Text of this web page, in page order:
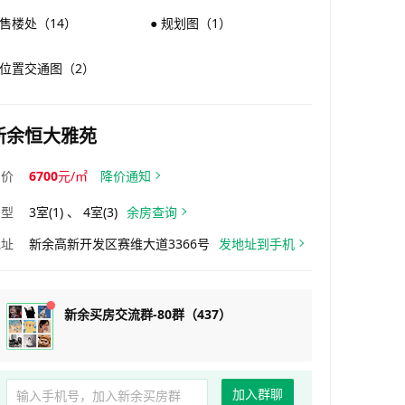
楼处（14） ● 规划图（1）
置交通图（2）
余恒大雅苑
6700元/㎡ 降价通知
3室(1) 、 4室(3) 余房查询
新余高新开发区赛维大道3366号 发地址到手机
新余买房交流群-80群（437）
加入群聊